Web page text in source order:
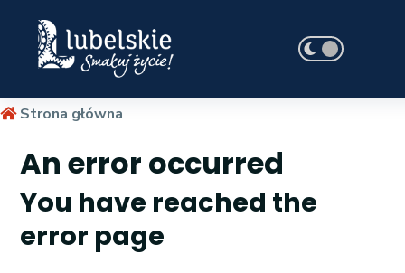
Strona główna
An error occurred
You have reached the
error page